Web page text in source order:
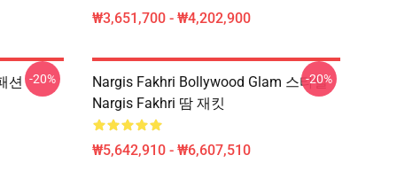
₩3,651,700 - ₩4,202,900
션 -20%
Nargis Fakhri Bollywood Glam 스타일
Nargis Fakhri 땀 재킷
₩5,642,910 - ₩6,607,510
-20%